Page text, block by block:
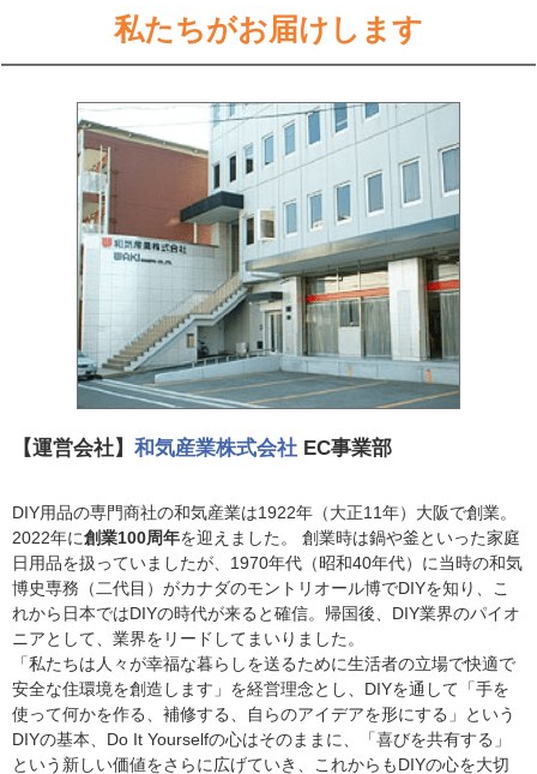
私たちがお届けします
【運営会社】 和気産業株式会社 EC事業部
DIY用品の専門商社の和気産業は1922年（大正11年）大阪で創業。
2022年に創業100周年を迎えました。 創業時は鍋や釜といった家庭
日用品を扱っていましたが、1970年代（昭和40年代）に当時の和気
博史専務（二代目）がカナダのモントリオール博でDIYを知り、こ
れから日本ではDIYの時代が来ると確信。帰国後、DIY業界のパイオ
ニアとして、業界をリードしてまいりました。
「私たちは人々が幸福な暮らしを送るために生活者の立場で快適で
安全な住環境を創造します」を経営理念とし、DIYを通して「手を
使って何かを作る、補修する、自らのアイデアを形にする」という
DIYの基本、Do It Yourselfの心はそのままに、「喜びを共有する」
という新しい価値をさらに広げていき、これからもDIYの心を大切